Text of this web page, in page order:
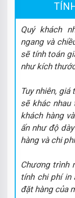
Quý khách
ngang và
sẽ tính toán
như kích
Tuy nhiên,
sẽ khác nhau
khách hàng
ấn như độ
hàng và chi
Chương trình
tính chi phí in
đặt hàng của